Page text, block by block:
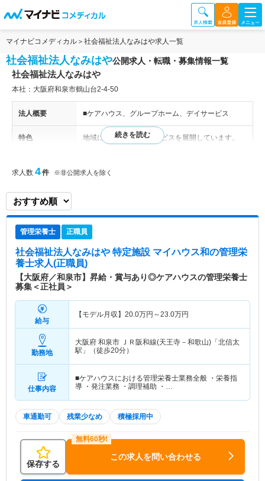
マイナビコメディカル 社会福祉法人なみはや求人一覧
社会福祉法人なみはや公開求人・転職・募集情報一覧
社会福祉法人なみはや
本社：大阪府和泉市鶴山台2-4-50
法人概要 ■ケアハウス、グループホーム、デイサービス
特色
地域に密着した介護サービスを展開しています。
を行っています。
求人数 4件 ※非公開求人を除く
管理栄養士 正職員
社会福祉法人なみはや 特定施設 マイハウス和の管理栄
養士求人(正職員)
【大阪府／和泉市】昇給・賞与あり◎ケアハウスの管理栄養士
募集＜正社員＞
給与
【モデル月収】 20.0万円～23.0万円
勤務地
大阪府 和泉市
ＪＲ阪和線(天王寺－和歌山)「北信太
駅」（徒歩20分）
仕事内容
■ケアハウスにおける管理栄養士業務全般 ・栄養指
導 ・発注業務 ・調理補助 ・…
車通勤可 残業少なめ 積極採用中
保存する
この求人を問い合わせる